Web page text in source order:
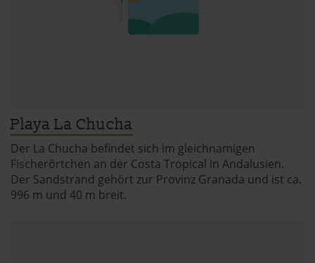
Playa La Chucha
Der La Chucha befindet sich im gleichnamigen
Fischerörtchen an der Costa Tropical in Andalusien.
Der Sandstrand gehört zur Provinz Granada und ist ca.
996 m und 40 m breit.